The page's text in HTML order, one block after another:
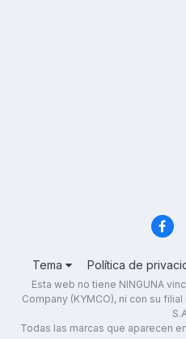
Tema Política de
Esta web no tiene NINGUNA
Company (KYMCO), ni con su
Todas las marcas que aparecen